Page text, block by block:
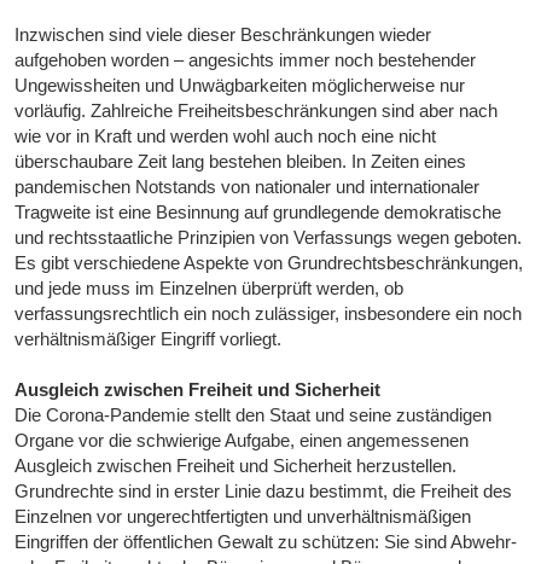
Inzwischen sind viele dieser Beschränkungen wieder
aufgehoben worden – angesichts immer noch bestehender
Ungewissheiten und Unwägbarkeiten möglicherweise nur
vorläufig. Zahlreiche Freiheitsbeschränkungen sind aber nach
wie vor in Kraft und werden wohl auch noch eine nicht
überschaubare Zeit lang bestehen bleiben. In Zeiten eines
pandemischen Notstands von nationaler und internationaler
Tragweite ist eine Besinnung auf grundlegende demokratische
und rechtsstaatliche Prinzipien von Verfassungs wegen geboten.
Es gibt verschiedene Aspekte von Grundrechtsbeschränkungen,
und jede muss im Einzelnen überprüft werden, ob
verfassungsrechtlich ein noch zulässiger, insbesondere ein noch
verhältnismäßiger Eingriff vorliegt.
Ausgleich zwischen Freiheit und Sicherheit
Die Corona-Pandemie stellt den Staat und seine zuständigen
Organe vor die schwierige Aufgabe, einen angemessenen
Ausgleich zwischen Freiheit und Sicherheit herzustellen.
Grundrechte sind in erster Linie dazu bestimmt, die Freiheit des
Einzelnen vor ungerechtfertigten und unverhältnismäßigen
Eingriffen der öffentlichen Gewalt zu schützen: Sie sind Abwehr-